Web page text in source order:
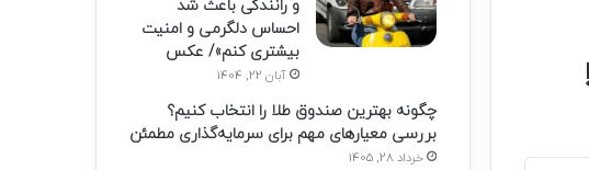
و رانندگی باعث شد
احساس دلگرمی و امنیت
بیشتری کنم»/ عکس
آبان 22, 1404
چگونه بهترین صندوق طلا را انتخاب کنیم؟
بررسی معیارهای مهم برای سرمایه‌گذاری مطمئن
خرداد 28, 1405